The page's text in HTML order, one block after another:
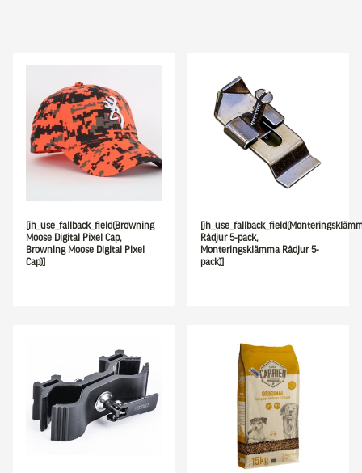
[ih_use_fallback_field(Browning
Moose Digital Pixel Cap,
Browning Moose Digital Pixel
Cap)]
Rådjur 5-pack,
Monteringsklämma Rådjur 5-
pack)]